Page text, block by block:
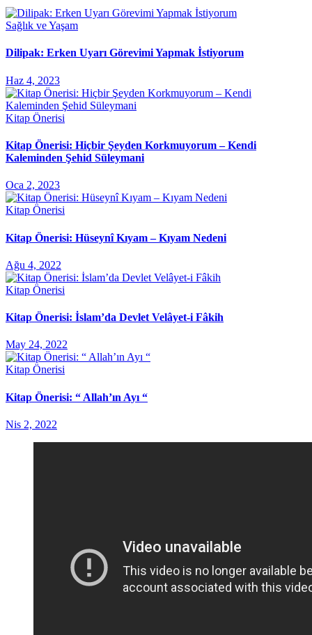
Sağlık ve Yaşam
Dilipak: Erken Uyarı Görevimi Yapmak İstiyorum
Haz 4, 2023
Kitap Önerisi
Kitap Önerisi: Hiçbir Şeyden Korkmuyorum – Kendi
Kaleminden Şehid Süleymani
Oca 2, 2023
Kitap Önerisi
Kitap Önerisi: Hüseynî Kıyam – Kıyam Nedeni
Ağu 4, 2022
Kitap Önerisi
Kitap Önerisi: İslam’da Devlet Velâyet-i Fâkih
May 24, 2022
Kitap Önerisi
Kitap Önerisi: “ Allah’ın Ayı “
Nis 2, 2022